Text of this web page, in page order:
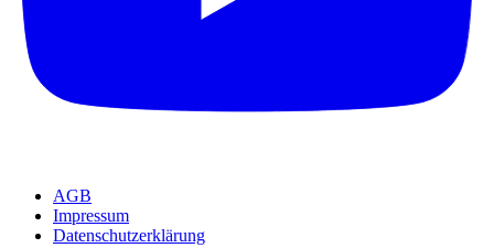
AGB
Impressum
Datenschutzerklärung